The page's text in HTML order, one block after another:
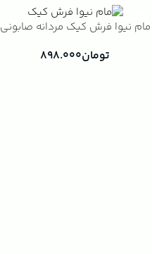
مام نیوا فرش کیک مردانه صابونی
تومان۸۹۸.۰۰۰